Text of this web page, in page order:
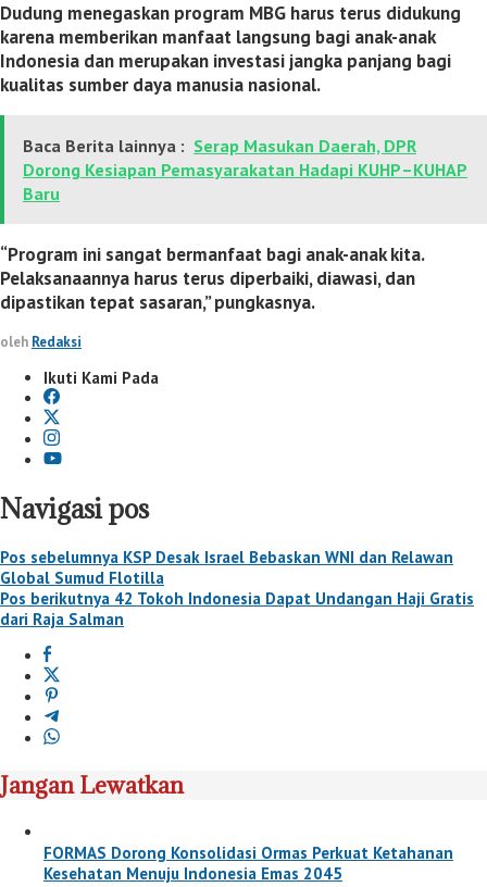
Dudung menegaskan program MBG harus terus didukung
karena memberikan manfaat langsung bagi anak-anak
Indonesia dan merupakan investasi jangka panjang bagi
kualitas sumber daya manusia nasional.
Baca Berita lainnya : Serap Masukan Daerah, DPR
Dorong Kesiapan Pemasyarakatan Hadapi KUHP–KUHAP
Baru
“Program ini sangat bermanfaat bagi anak-anak kita.
Pelaksanaannya harus terus diperbaiki, diawasi, dan
dipastikan tepat sasaran,” pungkasnya.
oleh Redaksi
Ikuti Kami Pada
Navigasi pos
Pos sebelumnya KSP Desak Israel Bebaskan WNI dan Relawan
Global Sumud Flotilla
Pos berikutnya 42 Tokoh Indonesia Dapat Undangan Haji Gratis
dari Raja Salman
Jangan Lewatkan
FORMAS Dorong Konsolidasi Ormas Perkuat Ketahanan
Kesehatan Menuju Indonesia Emas 2045